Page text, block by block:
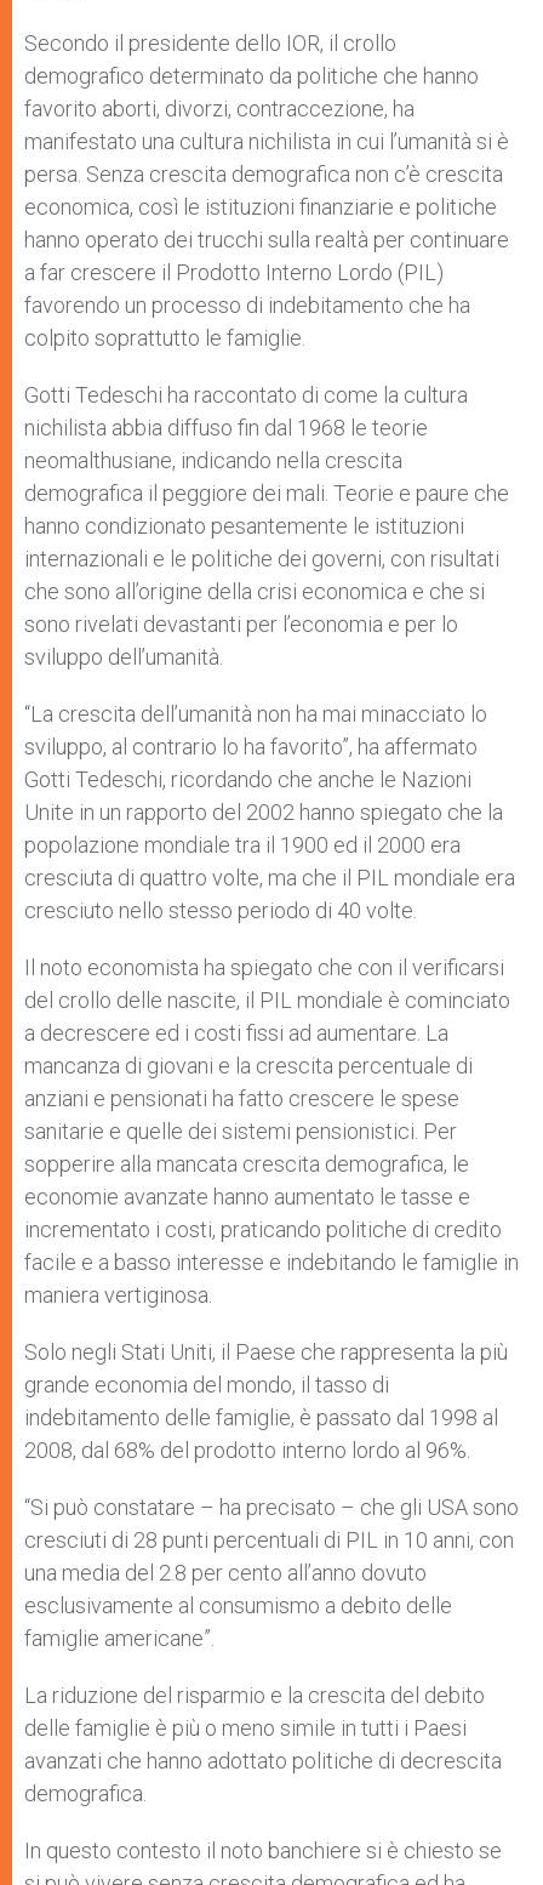
Secondo il presidente dello IOR, il crollo
demografico determinato da politiche che hanno
favorito aborti, divorzi, contraccezione, ha
manifestato una cultura nichilista in cui l’umanità si è
persa. Senza crescita demografica non c’è crescita
economica, così le istituzioni finanziarie e politiche
hanno operato dei trucchi sulla realtà per continuare
a far crescere il Prodotto Interno Lordo (PIL)
favorendo un processo di indebitamento che ha
colpito soprattutto le famiglie.
Gotti Tedeschi ha raccontato di come la cultura
nichilista abbia diffuso fin dal 1968 le teorie
neomalthusiane, indicando nella crescita
demografica il peggiore dei mali. Teorie e paure che
hanno condizionato pesantemente le istituzioni
internazionali e le politiche dei governi, con risultati
che sono all’origine della crisi economica e che si
sono rivelati devastanti per l’economia e per lo
sviluppo dell’umanità.
“La crescita dell’umanità non ha mai minacciato lo
sviluppo, al contrario lo ha favorito”, ha affermato
Gotti Tedeschi, ricordando che anche le Nazioni
Unite in un rapporto del 2002 hanno spiegato che la
popolazione mondiale tra il 1900 ed il 2000 era
cresciuta di quattro volte, ma che il PIL mondiale era
cresciuto nello stesso periodo di 40 volte.
Il noto economista ha spiegato che con il verificarsi
del crollo delle nascite, il PIL mondiale è cominciato
a decrescere ed i costi fissi ad aumentare. La
mancanza di giovani e la crescita percentuale di
anziani e pensionati ha fatto crescere le spese
sanitarie e quelle dei sistemi pensionistici. Per
sopperire alla mancata crescita demografica, le
economie avanzate hanno aumentato le tasse e
incrementato i costi, praticando politiche di credito
facile e a basso interesse e indebitando le famiglie in
maniera vertiginosa.
Solo negli Stati Uniti, il Paese che rappresenta la più
grande economia del mondo, il tasso di
indebitamento delle famiglie, è passato dal 1998 al
2008, dal 68% del prodotto interno lordo al 96%.
“Si può constatare – ha precisato – che gli USA sono
cresciuti di 28 punti percentuali di PIL in 10 anni, con
una media del 2.8 per cento all’anno dovuto
esclusivamente al consumismo a debito delle
famiglie americane”.
La riduzione del risparmio e la crescita del debito
delle famiglie è più o meno simile in tutti i Paesi
avanzati che hanno adottato politiche di decrescita
demografica.
In questo contesto il noto banchiere si è chiesto se